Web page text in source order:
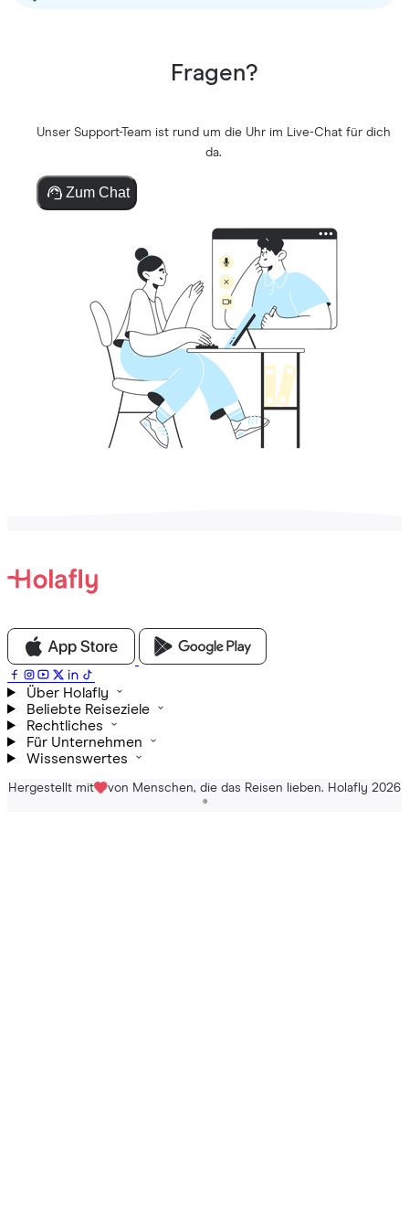
Fragen?
Unser Support-Team ist rund um die Uhr im Live-Chat für dich
da.
Zum Chat
Über Holafly
Beliebte Reiseziele
Rechtliches
Für Unternehmen
Wissenswertes
Hergestellt mit von Menschen, die das Reisen lieben. Holafly 2026
®